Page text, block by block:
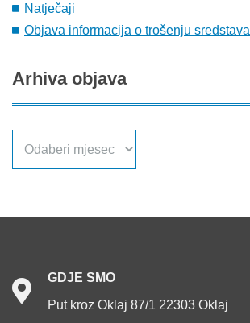
Natječaji
Objava informacija o trošenju sredstava
Arhiva objava
GDJE SMO
Put kroz Oklaj 87/1 22303 Oklaj